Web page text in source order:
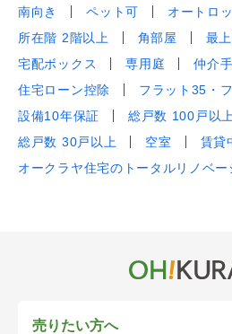
南向き ペット可
オートロ
所在階 2階以上
角部屋 最
宅配ボックス
専用庭
仲介
住宅ローン控除
フラット35・
設備10年保証
総戸数 100戸以上
総戸数 30戸以上
空室
賃貸
オークラヤ住宅のトータルリノベー
売りたい方へ